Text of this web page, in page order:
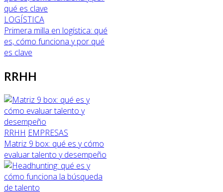
LOGÍSTICA
Primera milla en logística: qué
es, cómo funciona y por qué
es clave
RRHH
RRHH EMPRESAS
Matriz 9 box: qué es y cómo
evaluar talento y desempeño